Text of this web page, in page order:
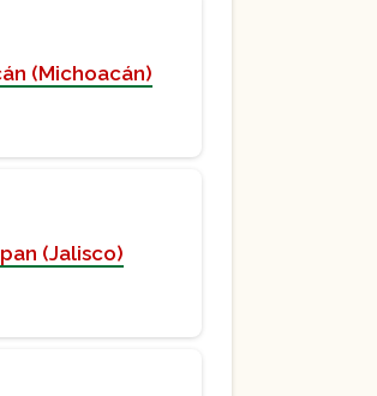
(Michoacán)
(Jalisco)